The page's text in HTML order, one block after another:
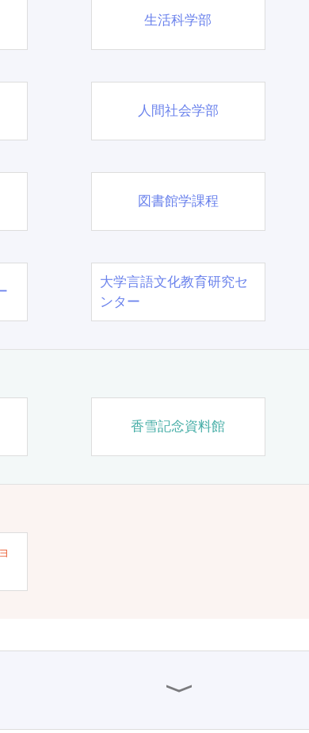
生活科学部
人間社会学部
図書館学課程
大学言語文化教育研究セ
ンター
香雪記念資料館